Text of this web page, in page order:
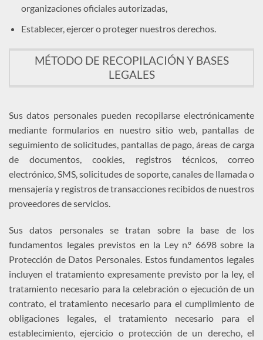
organizaciones oficiales autorizadas,
Establecer, ejercer o proteger nuestros derechos.
MÉTODO DE RECOPILACIÓN Y BASES
LEGALES
Sus datos personales pueden recopilarse electrónicamente
mediante formularios en nuestro sitio web, pantallas de
seguimiento de solicitudes, pantallas de pago, áreas de carga
de documentos, cookies, registros técnicos, correo
electrónico, SMS, solicitudes de soporte, canales de llamada o
mensajería y registros de transacciones recibidos de nuestros
proveedores de servicios.
Sus datos personales se tratan sobre la base de los
fundamentos legales previstos en la Ley n.º 6698 sobre la
Protección de Datos Personales. Estos fundamentos legales
incluyen el tratamiento expresamente previsto por la ley, el
tratamiento necesario para la celebración o ejecución de un
contrato, el tratamiento necesario para el cumplimiento de
obligaciones legales, el tratamiento necesario para el
establecimiento, ejercicio o protección de un derecho, el